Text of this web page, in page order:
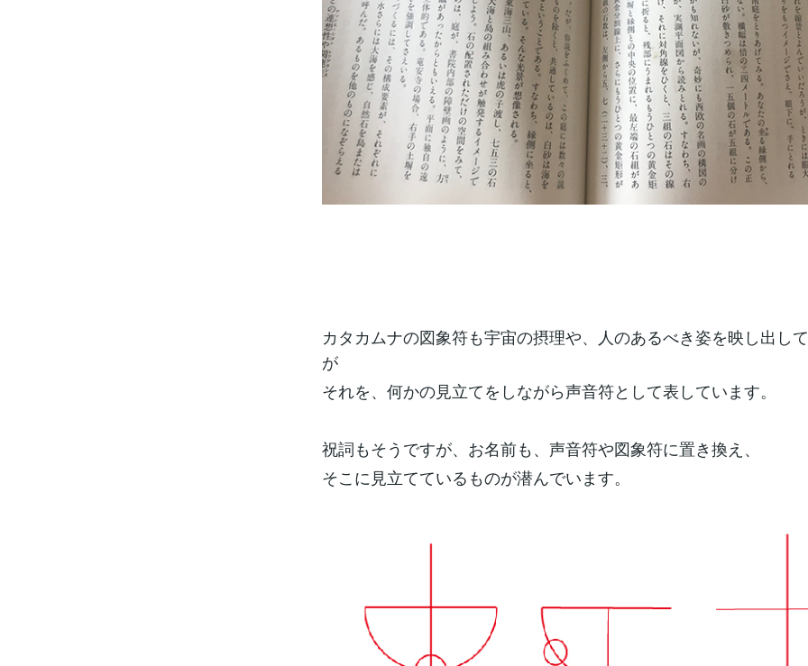
カタカムナの図象符も宇宙の摂理や、人のあるべき姿を映し出し
が
それを、何かの見立てをしながら声音符として表しています。
祝詞もそうですが、お名前も、声音符や図象符に置き換え、
そこに見立てているものが潜んでいます。